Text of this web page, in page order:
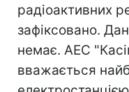
радіоактивних
зафіксовано.
немає. АЕС
вважається